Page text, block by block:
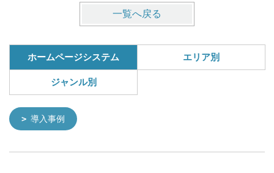
一覧へ戻る
ホームページシステム エリア別
ジャンル別
導入事例